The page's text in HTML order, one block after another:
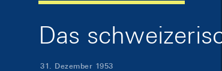
Das
31. Dezember 1953